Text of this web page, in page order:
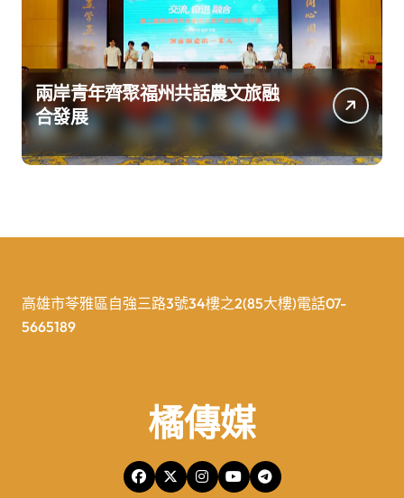
兩岸青年齊聚福州共話農文旅融
合發展
高雄市苓雅區自強三路3號34樓之2(85大樓)電話07-
5665189
橘傳媒